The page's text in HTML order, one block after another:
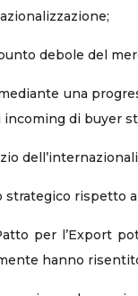
debole del
una
di buyer
rispetto
per l’Export
hanno